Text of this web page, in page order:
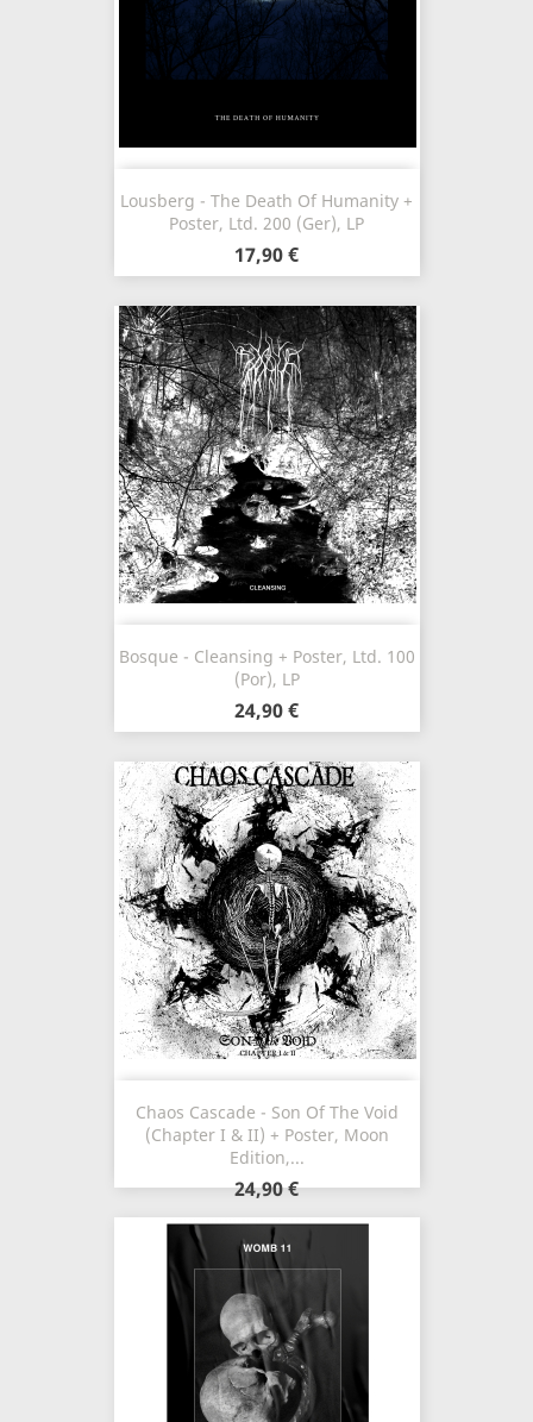
Lousberg - The Death Of Humanity +
Poster, Ltd. 200 (Ger), LP
17,90 €
Bosque - Cleansing + Poster, Ltd. 100
(Por), LP
24,90 €
Chaos Cascade - Son Of The Void
(Chapter I & II) + Poster, Moon
Edition,...
24,90 €